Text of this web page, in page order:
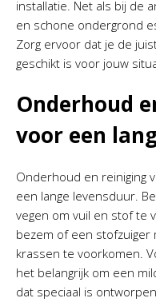
installatie. Net als bij de
en schone ondergrond
Zorg ervoor dat je de
geschikt is voor jouw
Onderhoud
voor een
Onderhoud en reiniging
een lange levensduur.
vegen om vuil en stof te
bezem of een stofzuiger
krassen te voorkomen.
het belangrijk om een
dat speciaal is